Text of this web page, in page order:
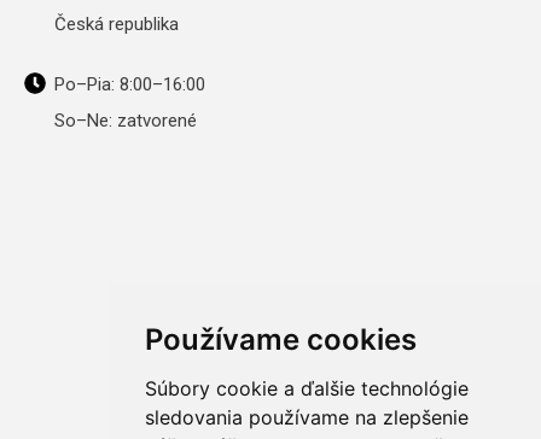
Používame cookies
Súbory cookie a ďalšie technológie
sledovania používame na zlepšenie
Česká republika
Po–Pia: 8:00–16:00
So–Ne: zatvorené